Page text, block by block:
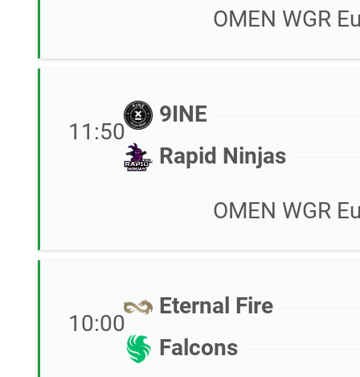
OMEN WGR
11:50
9INE
Rapid Ninjas
OMEN WGR
10:00
Eternal Fire
Falcons